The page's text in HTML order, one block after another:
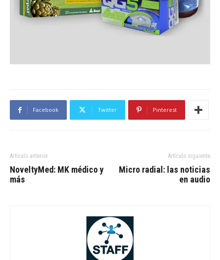
Facebook Twitter Pinterest
Artículo anterior
NoveltyMed: MK médico y
más
Artículo siguiente
Micro radial: las noticias
en audio